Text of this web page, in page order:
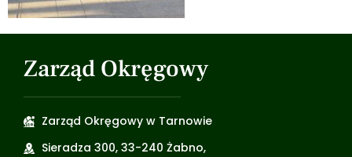
Zarząd Okręgowy
Zarząd Okręgowy w Tarnowie
Sieradza 300, 33-240 Żabno,